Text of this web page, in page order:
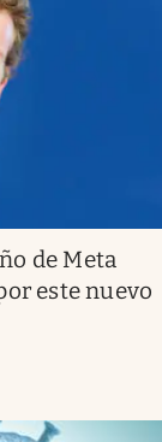
de Meta
este nuevo